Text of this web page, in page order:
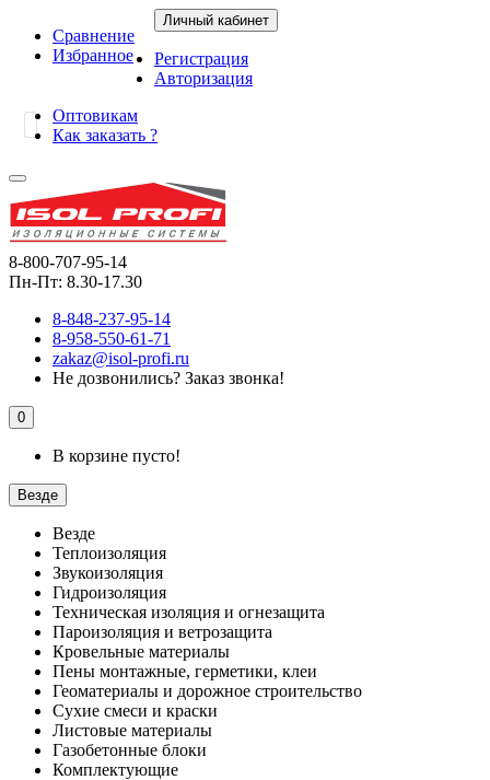
Сравнение
Избранное
Личный кабинет
Регистрация
Авторизация
Оптовикам
Как заказать ?
8-800-707-95-14
Пн-Пт: 8.30-17.30
8-848-237-95-14
8-958-550-61-71
zakaz@isol-profi.ru
Не дозвонились? Заказ звонка!
0
В корзине пусто!
Везде
Везде
Теплоизоляция
Звукоизоляция
Гидроизоляция
Техническая изоляция и огнезащита
Пароизоляция и ветрозащита
Кровельные материалы
Пены монтажные, герметики, клеи
Геоматериалы и дорожное строительство
Сухие смеси и краски
Листовые материалы
Газобетонные блоки
Комплектующие